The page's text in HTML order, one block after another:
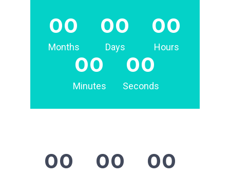
00
Months
00
Days
00
Hours
00
Minutes
00
Seconds
00 00 00